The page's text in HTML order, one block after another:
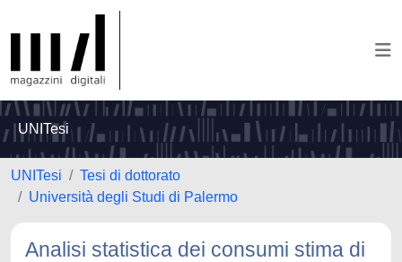
UNITesi
UNITesi
Tesi di dottorato
Università degli Studi di Palermo
Analisi statistica dei consumi stima di